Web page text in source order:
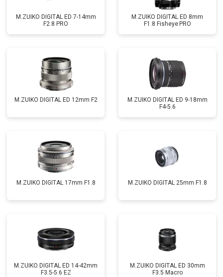
M.ZUIKO DIGITAL ED 7-14mm
F2.8 PRO
M.ZUIKO DIGITAL ED 8mm
F1.8 Fisheye PRO
M.ZUIKO DIGITAL ED 12mm F2
M.ZUIKO DIGITAL ED 9-18mm
F4-5.6
M.ZUIKO DIGITAL 17mm F1.8 M.ZUIKO DIGITAL 25mm F1.8
M.ZUIKO DIGITAL ED 14-42mm
F3.5-5.6 EZ
M.ZUIKO DIGITAL ED 30mm
F3.5 Macro